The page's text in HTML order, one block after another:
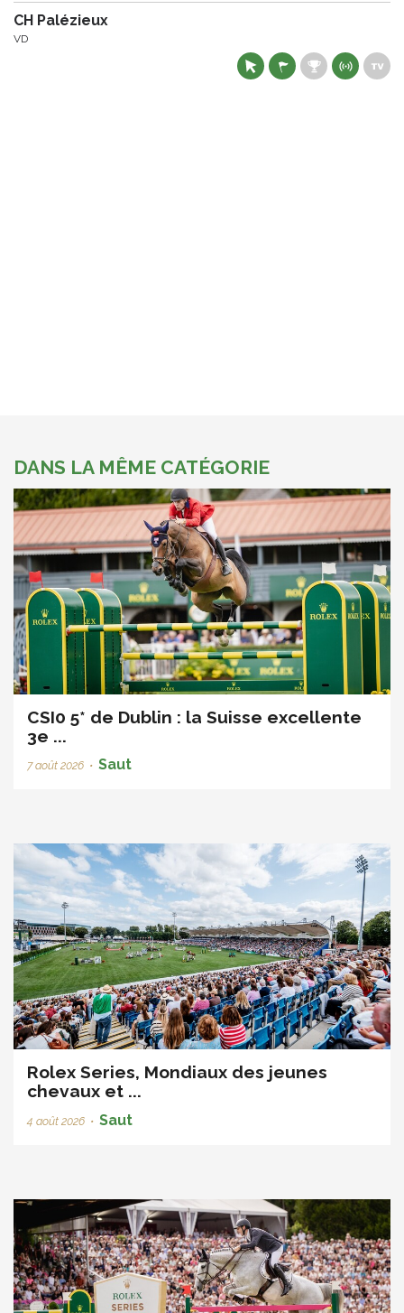
CH Palézieux
VD
DANS LA MÊME CATÉGORIE
CSI0 5* de Dublin : la Suisse excellente
3e ...
7 août 2026 • Saut
Rolex Series, Mondiaux des jeunes
chevaux et ...
4 août 2026 • Saut